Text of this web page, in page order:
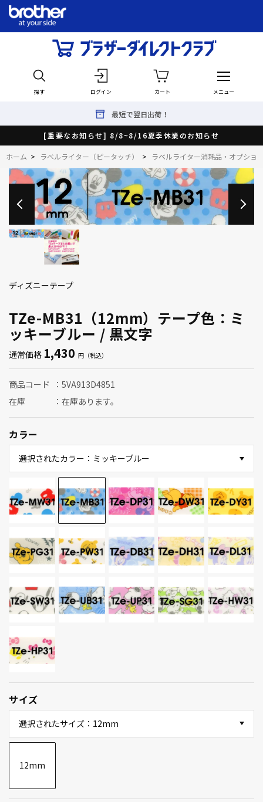
探す ログイン カート メニュー
最短で翌日出荷！
[重要なお知らせ] 8/8~8/16夏季休業のお知らせ
ホーム > ラベルライター（ピータッチ） > ラベルライター消耗品・オプショ
TZe-MB31（12mm）テープ色：ミ
ッキーブルー / 黒文字
ディズニーテープ
通常価格 1,430
商品コード
5VA913D4851
在庫
在庫あります。
カラー
選択されたカラー：ミッキーブルー
サイズ
選択されたサイズ：12mm
12mm